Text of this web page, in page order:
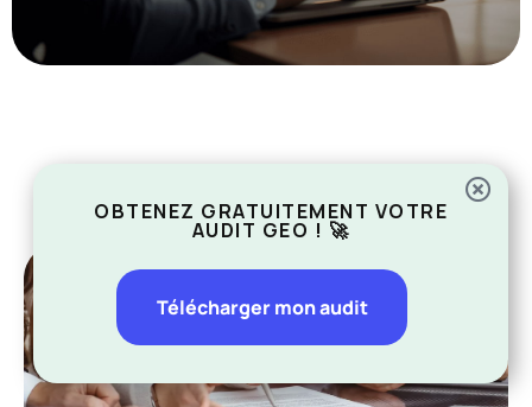
OBTENEZ GRATUITEMENT VOTRE
AUDIT GEO ! 🚀
Télécharger mon audit